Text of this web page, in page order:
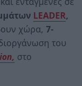
LEADER,
χώρα, 7-
του
στο